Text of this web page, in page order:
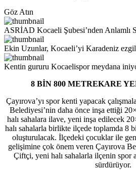
Göz Atın
ASRİAD Kocaeli Şubesi’nden Anlamlı
Ekin Uzunlar, Kocaeli’yi Karadeniz
Kentin gururu Kocaelispor meydana
8 BİN 800 METREKARE
Çayırova’yı spor kenti yapacak
Belediyesi’nin daha önce inşa ettiği
halı sahalara ilave, yeni inşa edilecek
halı sahalarla birlikte ilçede toplamda 8
oluşturulacak. İlçedeki çocuklar ile
gelişimine çok önem veren Çayırova
Çiftçi, yeni halı sahalarla ilçenin spor
sürdürüyor.